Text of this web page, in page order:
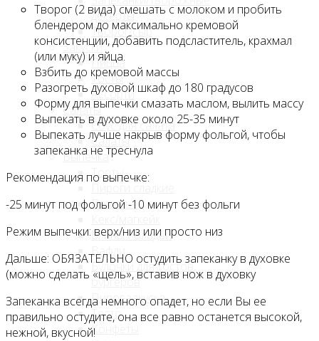
десерты
Творог/сыр
Закуски
Пицца
Тосты
Ассорти
Салаты
Соус для салата
Салаты
Выпечка
Торты
Печенье
Блины / оладьи
Вафли
Булочки для тостов,
бургеров
Пирог закуска
Тесто
Конфеты
Творог (2 вида) смешать с молоком и пробить
блендером до максимально кремовой
консистенции, добавить подсластитель, крахмал
(или муку) и яйца.
Взбить до кремовой массы
Разогреть духовой шкаф до 180 градусов
Форму для выпечки смазать маслом, вылить массу
Выпекать в духовке около 25-35 минут
Выпекать лучше накрыв форму фольгой, чтобы
запеканка не треснула
Рекомендация по выпечке:
-25 минут под фольгой -10 минут без фольги
Режим выпечки: верх/низ или просто низ
Дальше: ОБЯЗАТЕЛЬНО остудить запеканку в духовке
(можно сделать «щель», вставив нож в духовку
Запеканка всегда немного опадет, но если Вы ее
правильно остудите, она все равно останется высокой,
нежной, вкусной!